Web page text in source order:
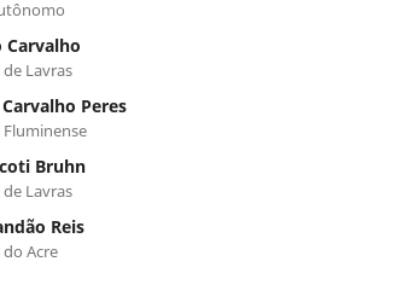
Carvalho
Lavras
Peres
Bruhn
Lavras
Reis
Acre